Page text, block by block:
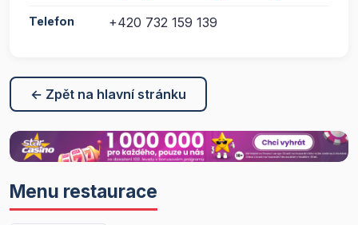
Telefon +420 732 159 139
← Zpět na hlavní stránku
Menu restaurace